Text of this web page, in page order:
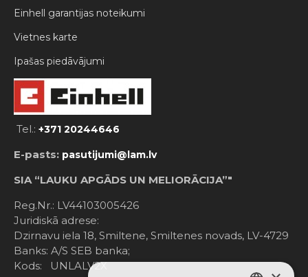
Einhell garantijas noteikumi
Vietnes karte
Ipašas piedāvājumi
Tel.: +371 20244646
E-pasts: pasutijumi@lam.lv
SIA “LAUKU APGĀDS UN MELIORĀCIJA”"
Reg.Nr.: LV44103005426
Juridiskā adrese:
Dzirnavu iela 18, Smiltene, Smiltenes novads, LV-4729
Banks: A/S SEB banka;
Kods: UNLALV2X